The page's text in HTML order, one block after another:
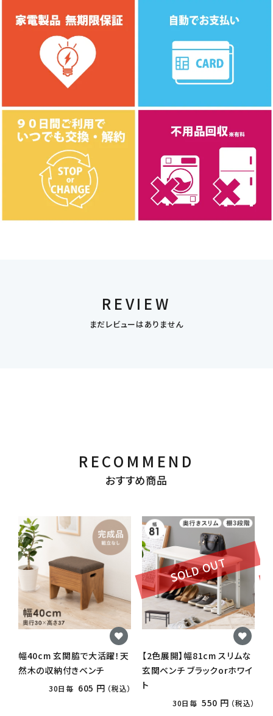
REVIEW
まだレビューはありません
RECOMMEND
おすすめ商品
幅40cm 玄関脇で大活躍！天
然木の収納付きベンチ
30日毎 605 円 （税込）
SOLD OUT
【2色展開】幅81cm スリムな
玄関ベンチ ブラックorホワイ
ト
30日毎 550 円 （税込）